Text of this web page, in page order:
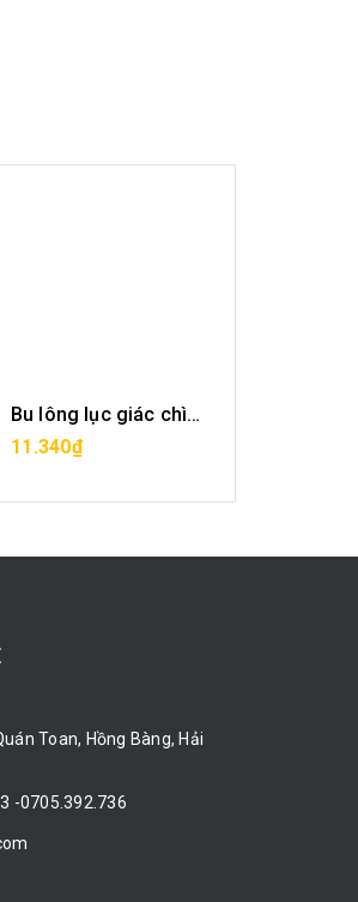
Bu lông lục giác chìm-M16x55
11.340₫
MUA HÀNG
Toan, Hồng Bàng, Hải
-0705.392.736